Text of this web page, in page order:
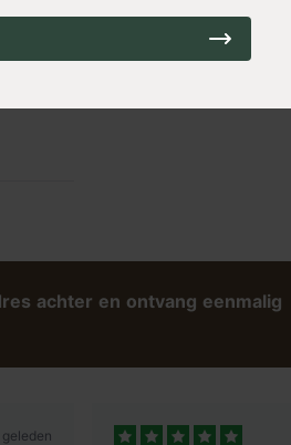
achter en ontvang eenmalig